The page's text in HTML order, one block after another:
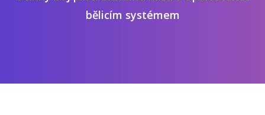
bělicím systémem